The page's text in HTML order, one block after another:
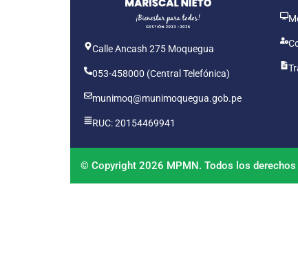
Calle Ancash 275 Moquegua
053-458000 (Central Telefónica)
munimoq@munimoquegua.gob.pe
RUC: 20154469941
© Copyright 2026 MPMN. Todos los derechos